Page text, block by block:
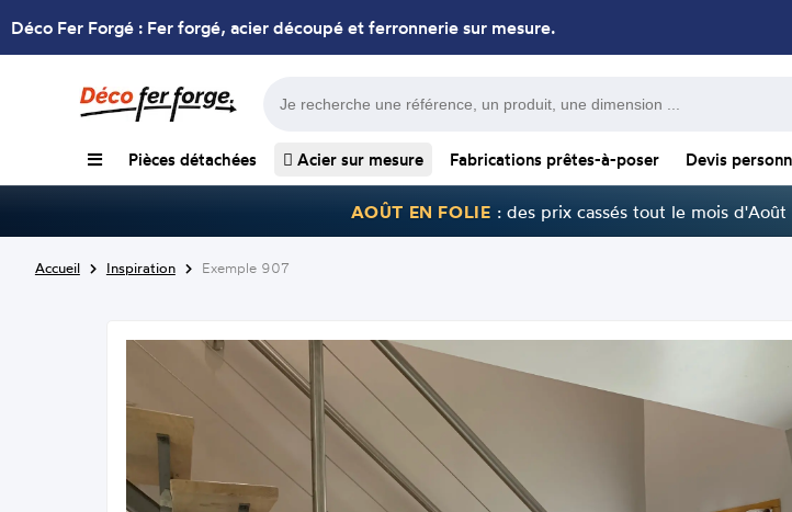
Déco Fer Forgé : Fer forgé, acier découpé et ferronnerie sur mesure.
Pièces détachées Acier sur mesure Fabrications prêtes-à-poser Devis
AOÛT EN FOLIE : des prix cassés tout le mois
Accueil Inspiration Exemple 907